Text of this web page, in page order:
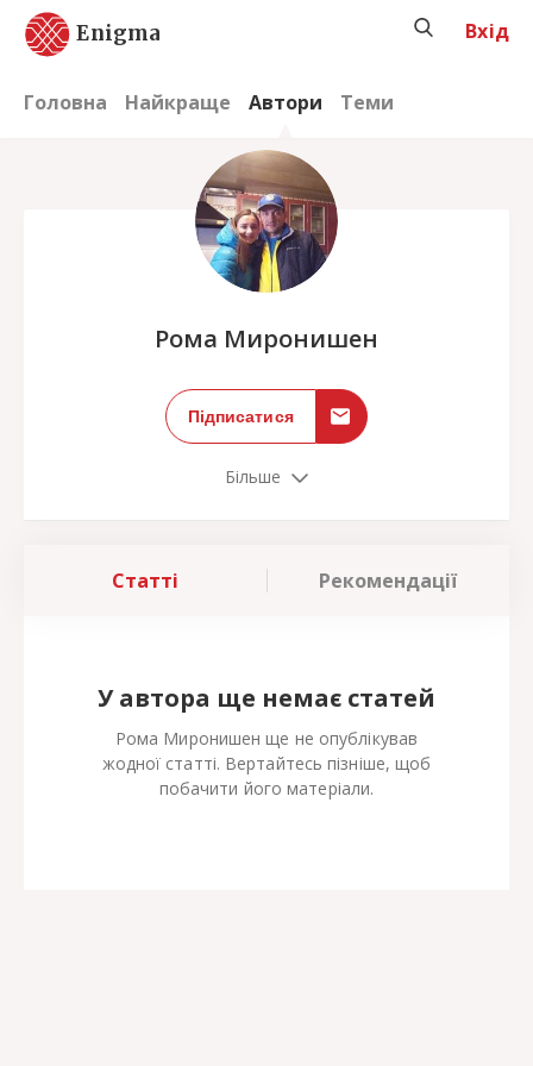
Enigma
Головна Найкраще Автори Теми
Вхід
Рома Миронишен
Підписатися
Більше
Статті Рекомендації
У автора ще немає статей
Рома Миронишен ще не опублікував
жодної статті. Вертайтесь пізніше, щоб
побачити його матеріали.